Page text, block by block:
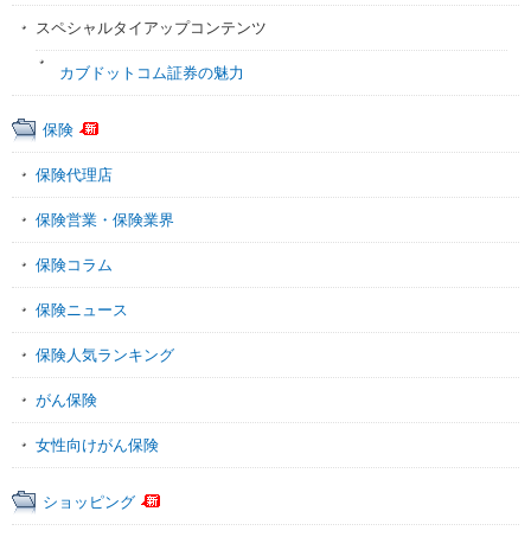
スペシャルタイアップコンテンツ
カブドットコム証券の魅力
保険
保険代理店
保険営業・保険業界
保険コラム
保険ニュース
保険人気ランキング
がん保険
女性向けがん保険
ショッピング